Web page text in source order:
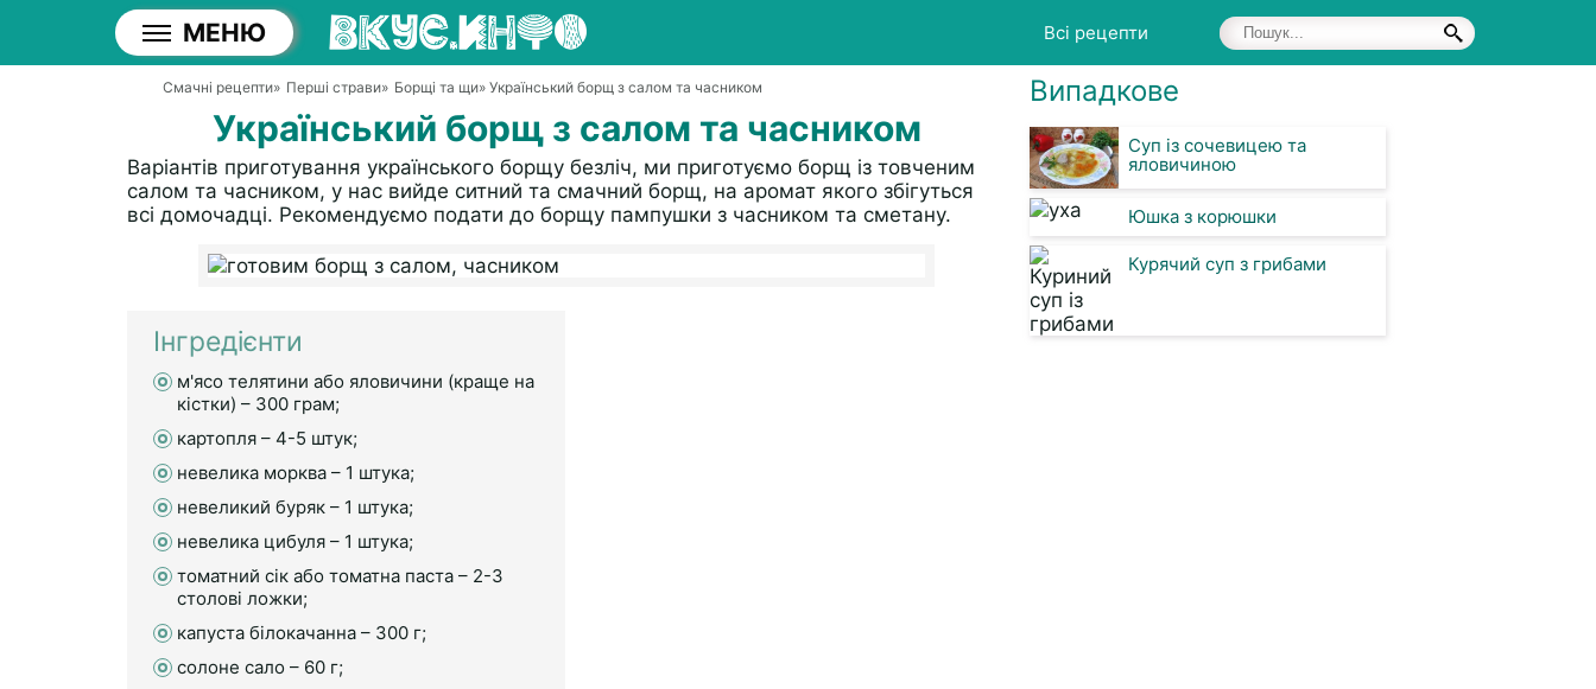
МЕНЮ Всі рецепти
Смачні рецепти» Перші страви» Борщі та щи» Український борщ з салом та часником
Український борщ з салом та часником
Варіантів приготування українського борщу безліч, ми приготуємо борщ із товченим
салом та часником, у нас вийде ситний та смачний борщ, на аромат якого збігуться
всі домочадці. Рекомендуємо подати до борщу пампушки з часником та сметану.
Інгредієнти
м'ясо телятини або яловичини (краще на
кістки) – 300 грам;
картопля – 4-5 штук;
невелика морква – 1 штука;
невеликий буряк – 1 штука;
невелика цибуля – 1 штука;
томатний сік або томатна паста – 2-3
столові ложки;
капуста білокачанна – 300 г;
солоне сало – 60 г;
Випадкове
Суп із сочевицею та
яловичиною
Юшка з корюшки
Курячий суп з грибами